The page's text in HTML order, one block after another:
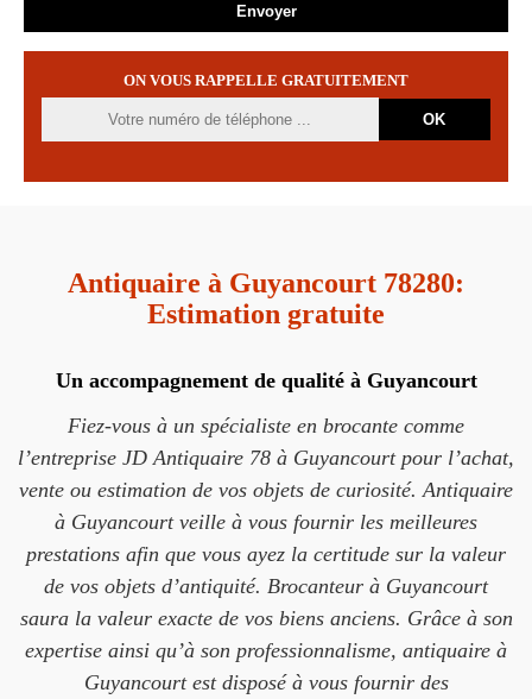
ON VOUS RAPPELLE GRATUITEMENT
Antiquaire à Guyancourt 78280:
Estimation gratuite
Un accompagnement de qualité à Guyancourt
Fiez-vous à un spécialiste en brocante comme
l’entreprise JD Antiquaire 78 à Guyancourt pour l’achat,
vente ou estimation de vos objets de curiosité. Antiquaire
à Guyancourt veille à vous fournir les meilleures
prestations afin que vous ayez la certitude sur la valeur
de vos objets d’antiquité. Brocanteur à Guyancourt
saura la valeur exacte de vos biens anciens. Grâce à son
expertise ainsi qu’à son professionnalisme, antiquaire à
Guyancourt est disposé à vous fournir des